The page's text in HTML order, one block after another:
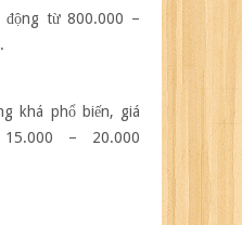
từ 800.000 –
khá phổ biến, giá
– 20.000